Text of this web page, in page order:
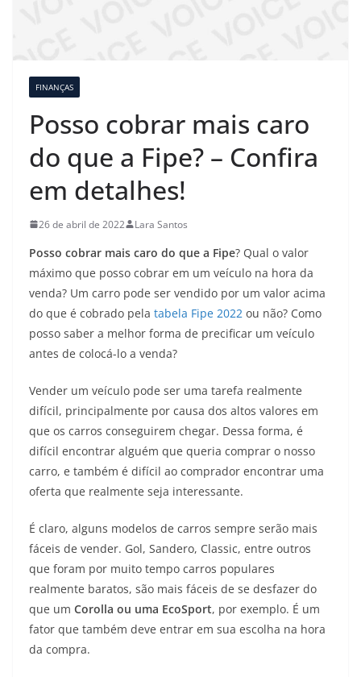
FINANÇAS
Posso cobrar mais caro
do que a Fipe? – Confira
em detalhes!
26 de abril de 2022 Lara Santos
Posso cobrar mais caro do que a Fipe? Qual o valor
máximo que posso cobrar em um veículo na hora da
venda? Um carro pode ser vendido por um valor acima
do que é cobrado pela tabela Fipe 2022 ou não? Como
posso saber a melhor forma de precificar um veículo
antes de colocá-lo a venda?
Vender um veículo pode ser uma tarefa realmente
difícil, principalmente por causa dos altos valores em
que os carros conseguirem chegar. Dessa forma, é
difícil encontrar alguém que queria comprar o nosso
carro, e também é difícil ao comprador encontrar uma
oferta que realmente seja interessante.
É claro, alguns modelos de carros sempre serão mais
fáceis de vender. Gol, Sandero, Classic, entre outros
que foram por muito tempo carros populares
realmente baratos, são mais fáceis de se desfazer do
que um Corolla ou uma EcoSport, por exemplo. É um
fator que também deve entrar em sua escolha na hora
da compra.